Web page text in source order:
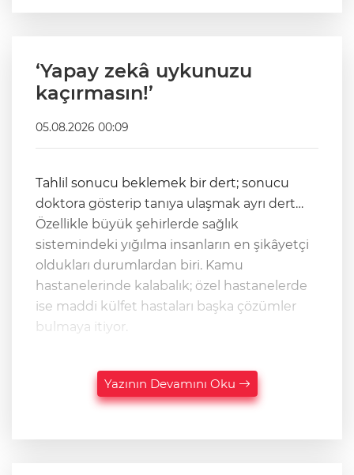
‘Yapay zekâ uykunuzu
kaçırmasın!’
05.08.2026 00:09
Tahlil sonucu beklemek bir dert; sonucu
doktora gösterip tanıya ulaşmak ayrı dert…
Özellikle büyük şehirlerde sağlık
sistemindeki yığılma insanların en şikâyetçi
oldukları durumlardan biri. Kamu
hastanelerinde kalabalık; özel hastanelerde
ise maddi külfet hastaları başka çözümler
bulmaya itiyor.
Yazının Devamını Oku